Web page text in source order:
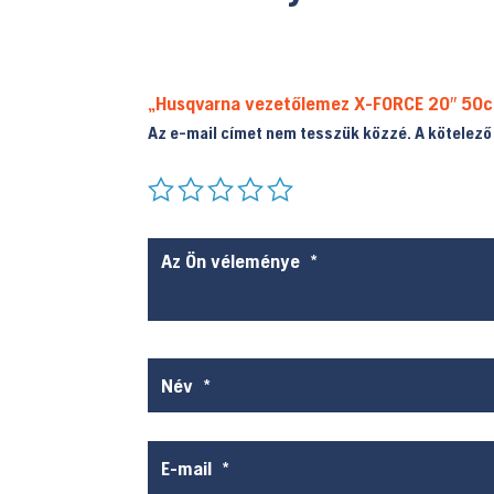
„Husqvarna vezetőlemez X-FORCE 20″
Az e-mail címet nem tesszük közzé. A